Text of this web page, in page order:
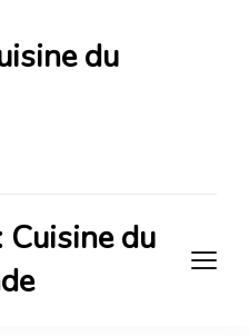
du
Cuisine du